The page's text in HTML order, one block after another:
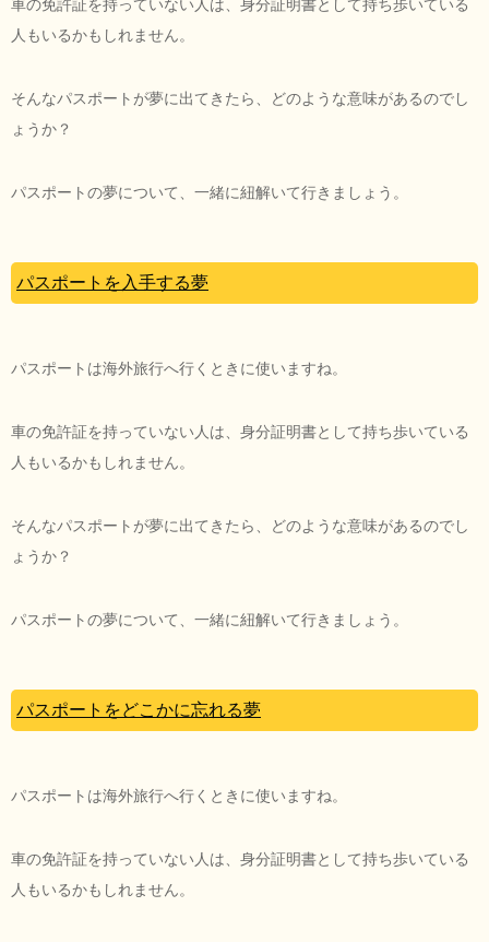
車の免許証を持っていない人は、身分証明書として持ち歩いている
人もいるかもしれません。
そんなパスポートが夢に出てきたら、どのような意味があるのでし
ょうか？
パスポートの夢について、一緒に紐解いて行きましょう。
パスポートを入手する夢
パスポートは海外旅行へ行くときに使いますね。
車の免許証を持っていない人は、身分証明書として持ち歩いている
人もいるかもしれません。
そんなパスポートが夢に出てきたら、どのような意味があるのでし
ょうか？
パスポートの夢について、一緒に紐解いて行きましょう。
パスポートをどこかに忘れる夢
パスポートは海外旅行へ行くときに使いますね。
車の免許証を持っていない人は、身分証明書として持ち歩いている
人もいるかもしれません。